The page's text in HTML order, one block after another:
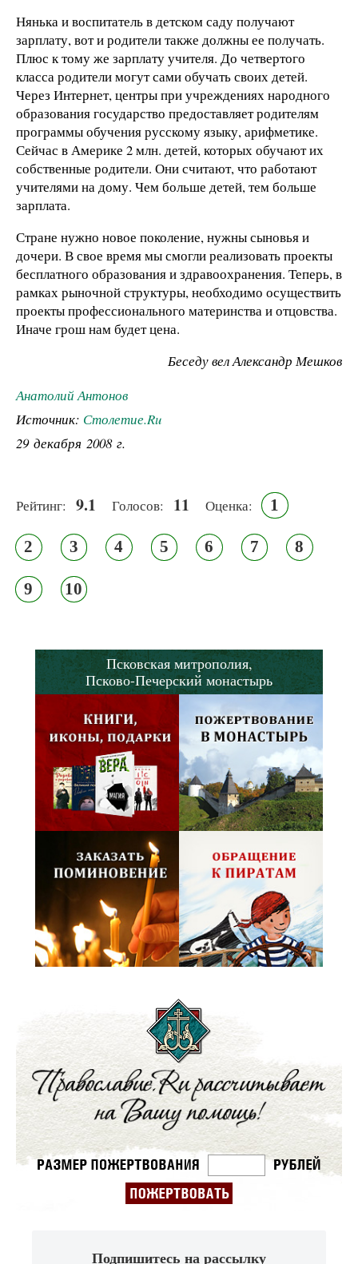
Нянька и воспитатель в детском саду получают
зарплату, вот и родители также должны ее получать.
Плюс к тому же зарплату учителя. До четвертого
класса родители могут сами обучать своих детей.
Через Интернет, центры при учреждениях народного
образования государство предоставляет родителям
программы обучения русскому языку, арифметике.
Сейчас в Америке 2 млн. детей, которых обучают их
собственные родители. Они считают, что работают
учителями на дому. Чем больше детей, тем больше
зарплата.
Стране нужно новое поколение, нужны сыновья и
дочери. В свое время мы смогли реализовать проекты
бесплатного образования и здравоохранения. Теперь, в
рамках рыночной структуры, необходимо осуществить
проекты профессионального материнства и отцовства.
Иначе грош нам будет цена.
Беседу вел Александр Мешков
Анатолий Антонов
Источник: Столетие.Ru
29 декабря 2008 г.
Рейтинг: 9.1 Голосов: 11 Оценка: 1
2 3 4 5 6 7 8
9 10
Псковская митрополия,
Псково-Печерский монастырь
Подпишитесь на рассылку